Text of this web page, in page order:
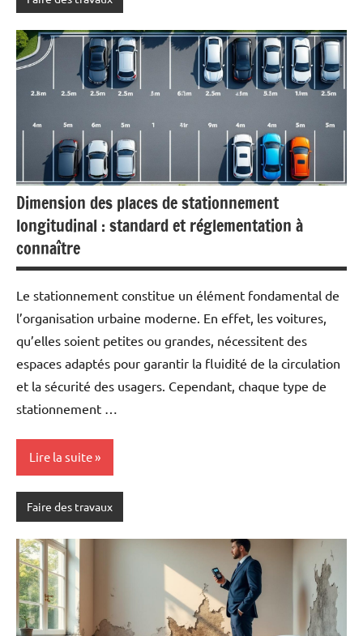
Dimension des places de stationnement
longitudinal : standard et réglementation à
connaître
Le stationnement constitue un élément fondamental de
l’organisation urbaine moderne. En effet, les voitures,
qu’elles soient petites ou grandes, nécessitent des
espaces adaptés pour garantir la fluidité de la circulation
et la sécurité des usagers. Cependant, chaque type de
stationnement …
Lire la suite
Faire des travaux